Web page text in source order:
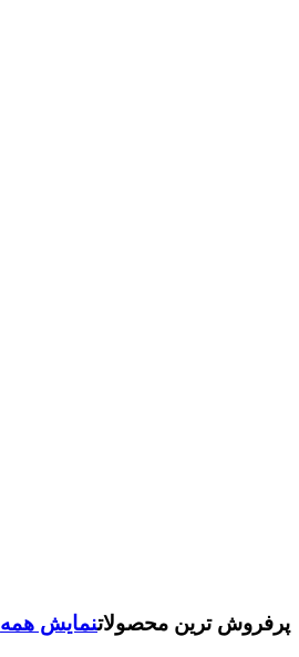
پرفروش ترین محصولاتنمایش همه